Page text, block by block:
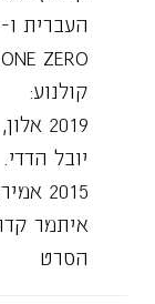
העברית ו-
ONE ZERO.
קולנוע:
יובל הדדי.
איתמר
הסרט